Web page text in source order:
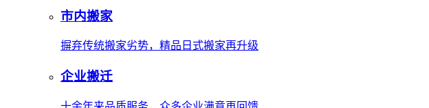
市内搬家
摒弃传统搬家劣势，精品日式搬家再升级
企业搬迁